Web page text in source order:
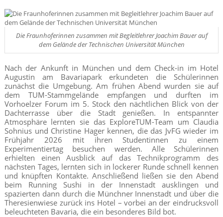
Die Fraunhoferinnen zusammen mit Begleitlehrer Joachim Bauer auf
dem Gelände der Technischen Universität München
Nach der Ankunft in München und dem Check-in im Hotel
Augustin am Bavariapark erkundeten die Schülerinnen
zunächst die Umgebung. Am frühen Abend wurden sie auf
dem TUM-Stammgelände empfangen und durften im
Vorhoelzer Forum im 5. Stock den nächtlichen Blick von der
Dachterrasse über die Stadt genießen. In entspannter
Atmosphäre lernten sie das ExploreTUM-Team um Claudia
Sohnius und Christine Hager kennen, die das JvFG wieder im
Frühjahr 2026 mit ihren Studentinnen zu einem
Experimentiertag besuchen werden. Alle Schülerinnen
erhielten einen Ausblick auf das Technikprogramm des
nächsten Tages, lernten sich in lockerer Runde schnell kennen
und knüpften Kontakte. Anschließend ließen sie den Abend
beim Running Sushi in der Innenstadt ausklingen und
spazierten dann durch die Münchner Innenstadt und über die
Theresienwiese zurück ins Hotel – vorbei an der eindrucksvoll
beleuchteten Bavaria, die ein besonderes Bild bot.